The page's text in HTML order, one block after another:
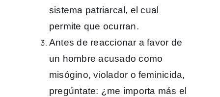
sistema patriarcal, el cual
permite que ocurran.
Antes de reaccionar a favor de
un hombre acusado como
misógino, violador o feminicida,
pregúntate: ¿me importa más el